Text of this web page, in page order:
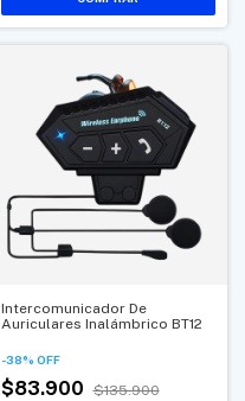
Intercomunicador De
Auriculares Inalámbrico BT12
-38% OFF
$83.900 $135.900